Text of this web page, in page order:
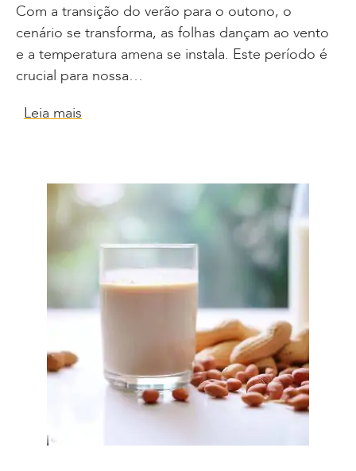
Com a transição do verão para o outono, o
cenário se transforma, as folhas dançam ao vento
e a temperatura amena se instala. Este período é
crucial para nossa…
Leia mais